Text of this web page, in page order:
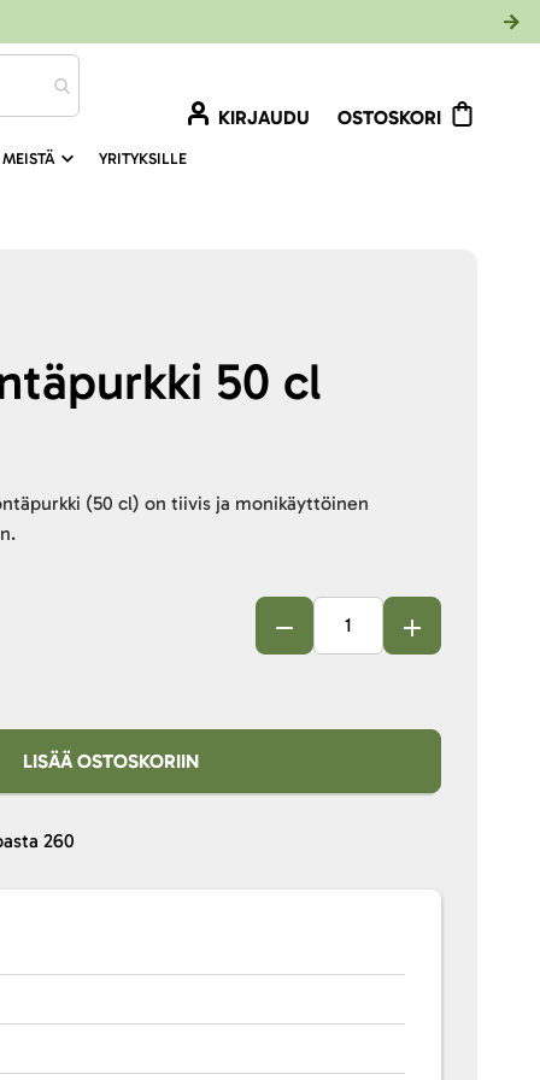
KIRJAUDU OSTOSKORI
YRITYKSILLE
50 cl
(50 cl) on tiivis ja monikäyttöinen
LISÄÄ OSTOSKORIIN
260